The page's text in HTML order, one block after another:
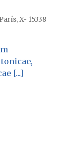
X- 15338
[...]